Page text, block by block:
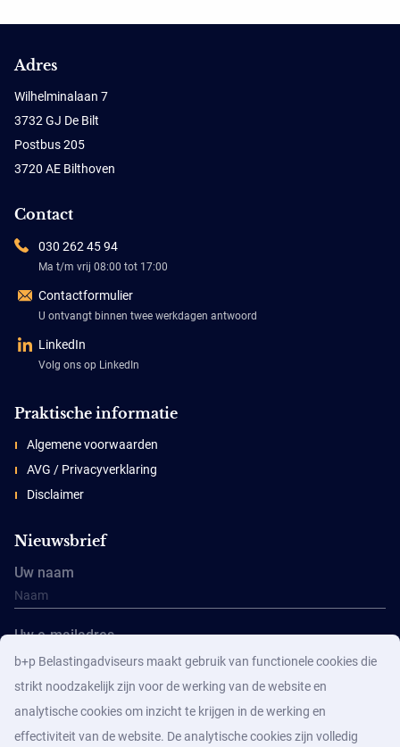
Adres
Wilhelminalaan 7
3732 GJ De Bilt
Postbus 205
3720 AE Bilthoven
Contact
030 262 45 94
Ma t/m vrij 08:00 tot 17:00
Contactformulier
U ontvangt binnen twee werkdagen antwoord
LinkedIn
Volg ons op LinkedIn
Praktische informatie
Algemene voorwaarden
AVG / Privacyverklaring
Disclaimer
Nieuwsbrief
Uw naam
Uw e-mailadres
b+p Belastingadviseurs maakt gebruik van functionele cookies die
strikt noodzakelijk zijn voor de werking van de website en
analytische cookies om inzicht te krijgen in de werking en
effectiviteit van de website. De analytische cookies zijn volledig